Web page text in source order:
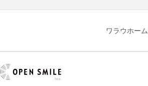
ワラウホーム